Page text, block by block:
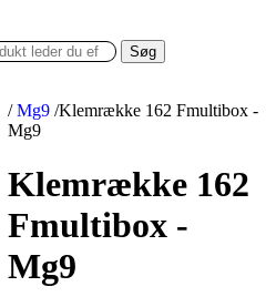
Søg
/ Mg9 /Klemrække 162 Fmultibox -
Mg9
Klemrække 162
Fmultibox -
Mg9